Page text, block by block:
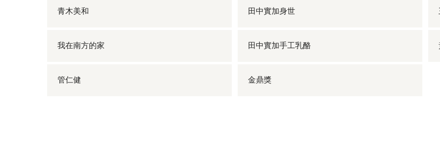
青木美和 田中實加身世
我在南方的家 田中實加手工乳酪
管仁健 金鼎獎